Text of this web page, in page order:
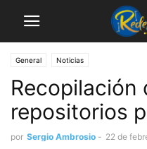
General Noticias
Recopilación
repositorios
por Sergio Ambrosio - 22 de